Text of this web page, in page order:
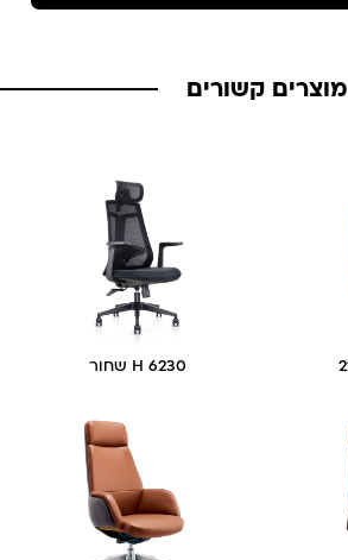
מוצרים קשורים
6230 H שחור